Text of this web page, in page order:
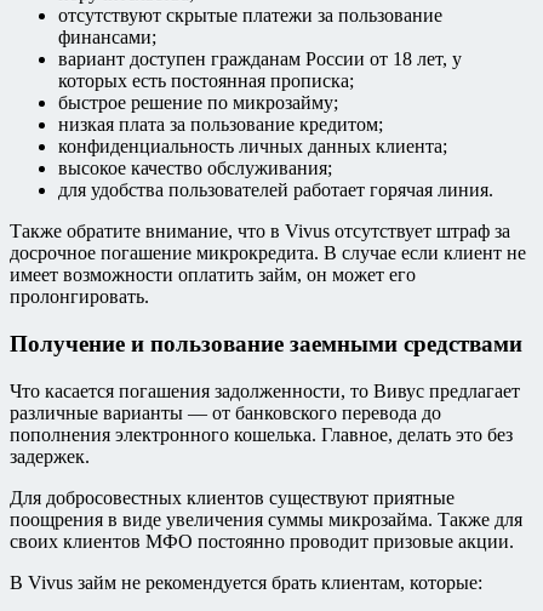
отсутствуют скрытые платежи за пользование
финансами;
вариант доступен гражданам России от 18 лет, у
которых есть постоянная прописка;
быстрое решение по микрозайму;
низкая плата за пользование кредитом;
конфиденциальность личных данных клиента;
высокое качество обслуживания;
для удобства пользователей работает горячая линия.
Также обратите внимание, что в Vivus отсутствует штраф за
досрочное погашение микрокредита. В случае если клиент не
имеет возможности оплатить займ, он может его
пролонгировать.
Получение и пользование заемными средствами
Что касается погашения задолженности, то Вивус предлагает
различные варианты ― от банковского перевода до
пополнения электронного кошелька. Главное, делать это без
задержек.
Для добросовестных клиентов существуют приятные
поощрения в виде увеличения суммы микрозайма. Также для
своих клиентов МФО постоянно проводит призовые акции.
В Vivus займ не рекомендуется брать клиентам, которые: